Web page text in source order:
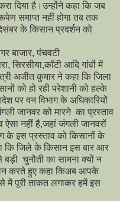
दिया है।उन्होंने कहा कि जब
समाप्त नहीं होगा तब तक
के किसान प्रदर्शन को
बाजार, पंचवटी
सिरसीया,काँटी आदि गांवों में
अजीत कुमार ने कहा कि जिला
को हो रही परेशानी को हल्के
पर वन विभाग के अधिकारियों
जानवर को मारने का प्रस्ताव
नहीं है,जहां जंगली जानवरों
के इस प्रस्ताव को किसानों के
कि जिले के किसान इस बार आर
चुनौती का सामना क्यों न
करते हुए कहा किअब आपके
में पूरी ताकत लगाकर हमें इस